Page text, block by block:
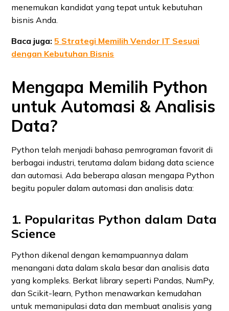
menemukan kandidat yang tepat untuk kebutuhan
bisnis Anda.
Baca juga:5 Strategi Memilih Vendor IT Sesuai
dengan Kebutuhan Bisnis
Mengapa Memilih Python
untuk Automasi & Analisis
Data?
Python telah menjadi bahasa pemrograman favorit di
berbagai industri, terutama dalam bidang data science
dan automasi. Ada beberapa alasan mengapa Python
begitu populer dalam automasi dan analisis data:
1. Popularitas Python dalam Data
Science
Python dikenal dengan kemampuannya dalam
menangani data dalam skala besar dan analisis data
yang kompleks. Berkat library seperti Pandas, NumPy,
dan Scikit-learn, Python menawarkan kemudahan
untuk memanipulasi data dan membuat analisis yang